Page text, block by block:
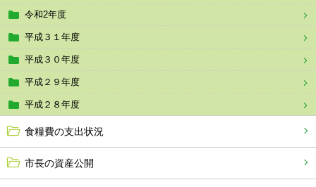
令和2年度
平成３１年度
平成３０年度
平成２９年度
平成２８年度
食糧費の支出状況
市長の資産公開